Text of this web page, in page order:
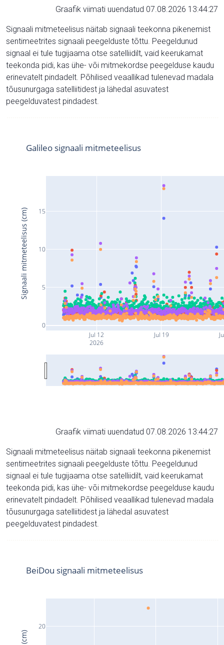
Graafik viimati uuendatud 07.08.2026 13:44:27
Signaali mitmeteelisus näitab signaali teekonna pikenemist
sentimeetrites signaali peegelduste tõttu. Peegeldunud
signaal ei tule tugijaama otse satelliidilt, vaid keerukamat
teekonda pidi, kas ühe- või mitmekordse peegelduse kaudu
erinevatelt pindadelt. Põhilised veaallikad tulenevad madala
tõusunurgaga satelliitidest ja lähedal asuvatest
peegelduvatest pindadest.
Jul 12
2026
Jul 19
0
5
10
15
Galileo signaali mitmeteelisus
Signaali mitmeteelisus (cm)
Graafik viimati uuendatud 07.08.2026 13:44:27
Signaali mitmeteelisus näitab signaali teekonna pikenemist
sentimeetrites signaali peegelduste tõttu. Peegeldunud
signaal ei tule tugijaama otse satelliidilt, vaid keerukamat
teekonda pidi, kas ühe- või mitmekordse peegelduse kaudu
erinevatelt pindadelt. Põhilised veaallikad tulenevad madala
tõusunurgaga satelliitidest ja lähedal asuvatest
peegelduvatest pindadest.
20
BeiDou signaali mitmeteelisus